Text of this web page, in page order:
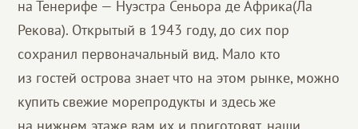
на Тенерифе — Нуэстра Сеньора де Африка(Ла
Рекова). Открытый в 1943 году, до сих пор
сохранил первоначальный вид. Мало кто
из гостей острова знает что на этом рынке, можно
купить свежие морепродукты и здесь же